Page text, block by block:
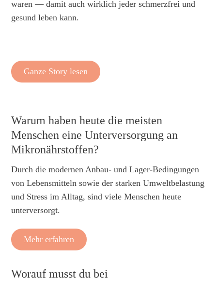
waren — damit auch wirklich jeder schmerzfrei und
gesund leben kann.
Ganze Story lesen
Warum haben heute die meisten
Menschen eine Unterversorgung an
Mikronährstoffen?
Durch die modernen Anbau- und Lager-Bedingungen
von Lebensmitteln sowie der starken Umweltbelastung
und Stress im Alltag, sind viele Menschen heute
unterversorgt.
Mehr erfahren
Worauf musst du bei